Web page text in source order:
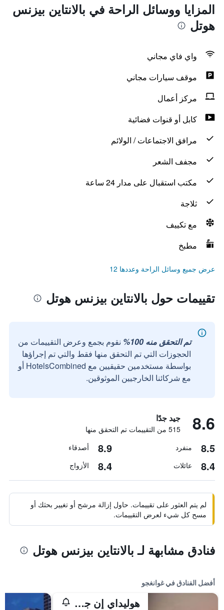
المزايا ووسائل الراحة في بالانتاين بيزنس
هوتل
واي فاي مجاني
موقف سيارات مجاني
مركز أعمال
كابل أو قنوات فضائية
مرافق الاجتماعات / الولائم
مجفف الشعر
مكتب استقبال على مدار 24 ساعة
ثلاجة
مع تكييف
مطبخ
عرض جميع وسائل الراحة وعددها 12
تقييمات حول بالانتاين بيزنس هوتل
تم التحقق منه 100%
نقوم بجمع وعرض التقييمات من
الحجوزات التي تم التحقق منها فقط والتي تم إجراؤها
بواسطة مستخدمين حقيقيين مع HotelsCombined أو
مع شركائنا الخارجيين الموثوقين.
8.6 جيد جدًا
515 من التقييمات تم التحقق منها
8.5 منفرد 8.9 أصدقاء
8.4 عائلات 8.4 الأزواج
لم يتم العثور على تقييمات. حاول إزالة مرشح أو تغيير بحثك أو
مسح كل شيء لعرض التقييمات.
فنادق مشابهة لـ بالانتاين بيزنس هوتل
أفضل الفنادق في غوانغجو
هوليداي إن جوانغي بي باي آيتش جي